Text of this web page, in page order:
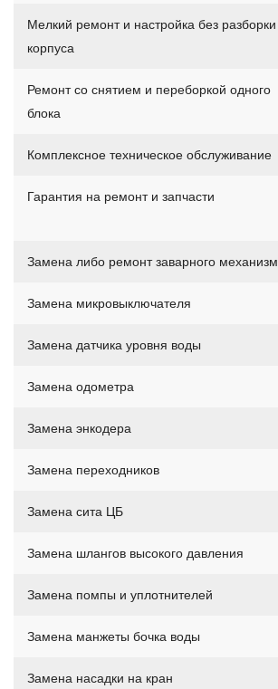
Мелкий ремонт и настройка без разборки
корпуса
Ремонт со снятием и переборкой одного
блока
Комплексное техническое обслуживание
Гарантия на ремонт и запчасти
Замена либо ремонт заварного
Замена микровыключателя
Замена датчика уровня воды
Замена одометра
Замена энкодера
Замена переходников
Замена сита ЦБ
Замена шлангов высокого давления
Замена помпы и уплотнителей
Замена манжеты бочка воды
Замена насадки на кран